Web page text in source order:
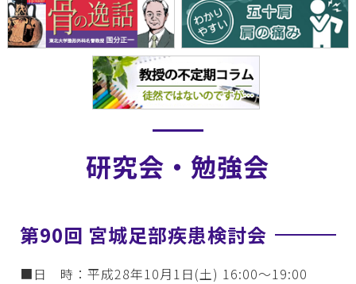
研究会・勉強会
第90回 宮城足部疾患検討会
■日 時：平成28年10月1日(土) 16:00～19:00